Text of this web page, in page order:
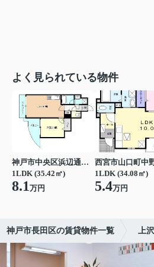
よく見られている物件
神戸市中央区浜辺通３丁目
1LDK (35.42㎡)
8.1万円
1LDK (34.08㎡)
5.4万円
神戸市長田区の賃貸物件一覧 上